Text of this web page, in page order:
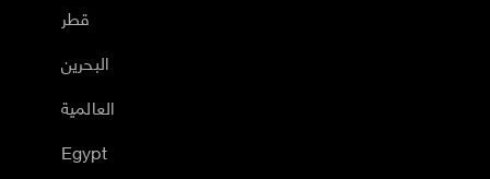
قطر
البحرين
العالمية
Egypt